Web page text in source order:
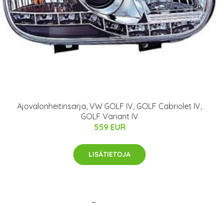
Ajovalonheitinsarja, VW GOLF IV, GOLF Cabriolet IV,
GOLF Variant IV
559 EUR
LISÄTIETOJA